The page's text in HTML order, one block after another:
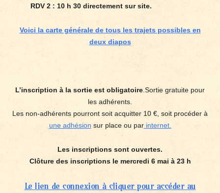
RDV 2 : 10 h 30 directement sur site.
Voici la carte générale de tous les trajets possibles en
deux diapos
L’inscription à la sortie est obligatoire .Sortie gratuite pour
les adhérents.
Les non-adhérents pourront soit acquitter 10 €, soit procéder à
une adhésionsur place ou parinternet.
Les inscriptions sont ouvertes.
Clôture des inscriptions le mercredi 6 mai à 23 h
Le lien de connexion à cliquer pour accéder au